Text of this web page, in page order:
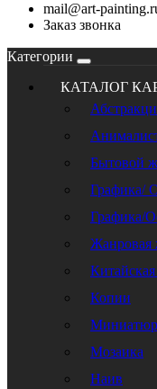
mail@art-
Заказ звонка
Категории
КАТАЛОГ
Бытовой
Графика/
Графика/
Жанровая
Копии
Мозаика
Наив